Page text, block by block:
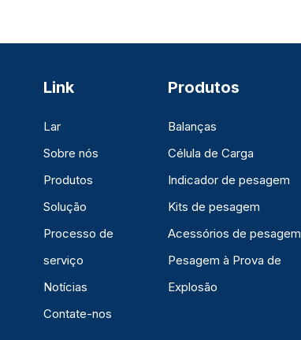
Link
Lar
Sobre nós
Produtos
Solução
Processo de
serviço
Notícias
Contate-nos
Produtos
Balanças
Célula de Carga
Indicador de pesagem
Kits de pesagem
Acessórios de pesagem
Pesagem à Prova de
Explosão